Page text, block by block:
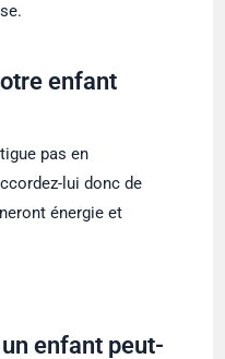
enfant
pas en
lui donc de
énergie et
enfant peut-